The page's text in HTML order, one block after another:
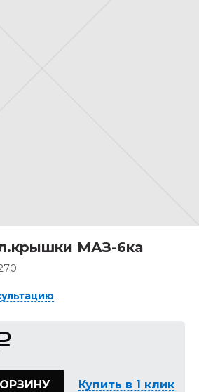
МАЗ-6ка
Купить в 1 клик